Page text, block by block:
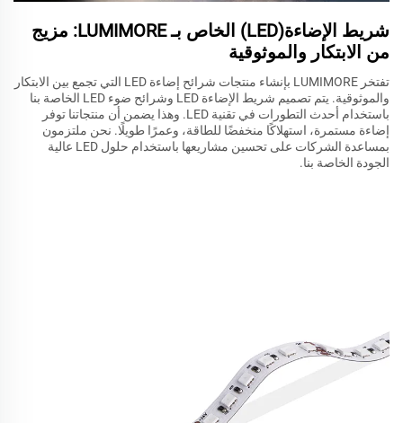
شريط الإضاءة(LED) الخاص بـ LUMIMORE: مزيج
من الابتكار والموثوقية
تفتخر LUMIMORE بإنشاء منتجات شرائح إضاءة LED التي تجمع بين الابتكار
والموثوقية. يتم تصميم شريط الإضاءة LED وشرائح ضوء LED الخاصة بنا
باستخدام أحدث التطورات في تقنية LED. وهذا يضمن أن منتجاتنا توفر
إضاءة مستمرة، استهلاكًا منخفضًا للطاقة، وعمرًا طويلًا. نحن ملتزمون
بمساعدة الشركات على تحسين مشاريعها باستخدام حلول LED عالية
الجودة الخاصة بنا.